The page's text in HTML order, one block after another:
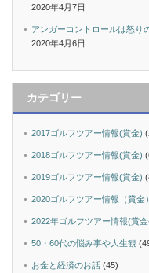
2020年4月7日
アンガーコントロールは怒り
2020年4月6日
カテゴリー
2017ゴルフツアー情報(賞金)
2018ゴルフツアー情報(賞金)
2019ゴルフツアー情報(賞金)
2020ゴルフツアー情報（賞金）
2022年ゴルフツアー情報(賞
50・60代の悩み事や人生観
お金と経済のお話 (45)